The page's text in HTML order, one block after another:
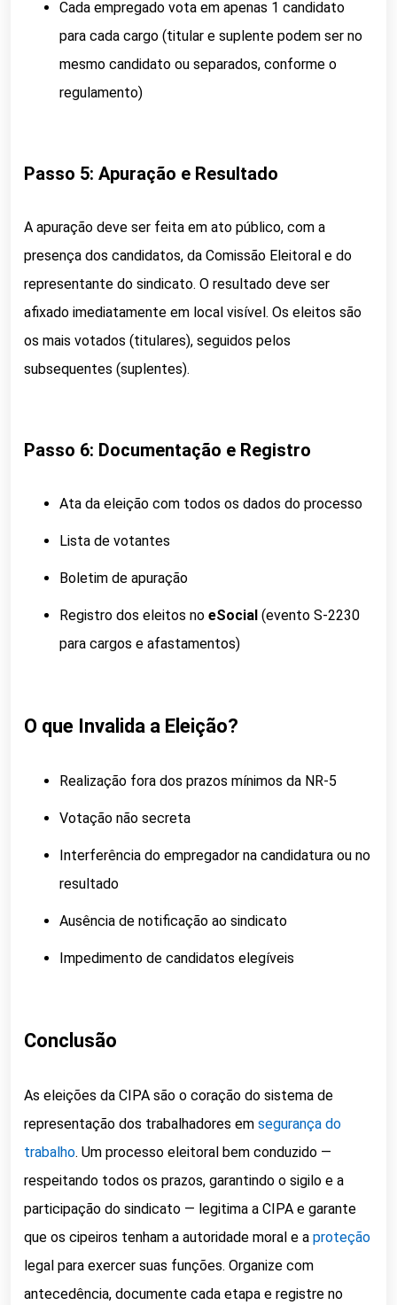
Cada empregado vota em apenas 1 candidato
para cada cargo (titular e suplente podem ser no
mesmo candidato ou separados, conforme o
regulamento)
Passo 5: Apuração e Resultado
A apuração deve ser feita em ato público, com a
presença dos candidatos, da Comissão Eleitoral e do
representante do sindicato. O resultado deve ser
afixado imediatamente em local visível. Os eleitos são
os mais votados (titulares), seguidos pelos
subsequentes (suplentes).
Passo 6: Documentação e Registro
Ata da eleição com todos os dados do processo
Lista de votantes
Boletim de apuração
Registro dos eleitos no eSocial (evento S-2230
para cargos e afastamentos)
O que Invalida a Eleição?
Realização fora dos prazos mínimos da NR-5
Votação não secreta
Interferência do empregador na candidatura ou no
resultado
Ausência de notificação ao sindicato
Impedimento de candidatos elegíveis
Conclusão
As eleições da CIPA são o coração do sistema de
representação dos trabalhadores em segurança do
trabalho. Um processo eleitoral bem conduzido —
respeitando todos os prazos, garantindo o sigilo e a
participação do sindicato — legitima a CIPA e garante
que os cipeiros tenham a autoridade moral e a proteção
legal para exercer suas funções. Organize com
antecedência, documente cada etapa e registre no